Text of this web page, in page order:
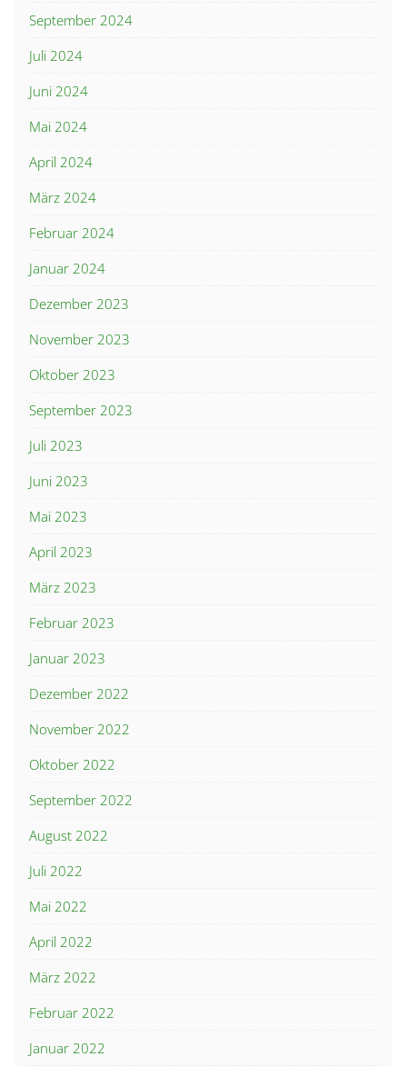
September 2024
Juli 2024
Juni 2024
Mai 2024
April 2024
März 2024
Februar 2024
Januar 2024
Dezember 2023
November 2023
Oktober 2023
September 2023
Juli 2023
Juni 2023
Mai 2023
April 2023
März 2023
Februar 2023
Januar 2023
Dezember 2022
November 2022
Oktober 2022
September 2022
August 2022
Juli 2022
Mai 2022
April 2022
März 2022
Februar 2022
Januar 2022